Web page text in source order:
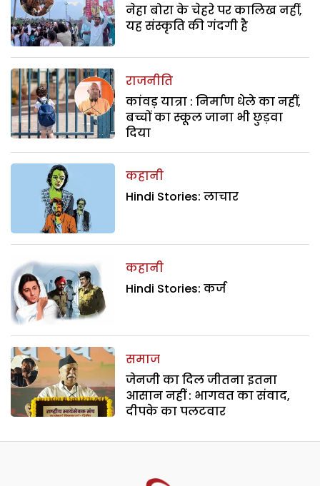
नेहा बोरा के चेहरे पर कालिख नहीं,
यह संस्कृति की गंदगी है
राजनीति
कांवड़ यात्रा : निर्माण धेले का नहीं,
बच्चों का स्कूल जाना भी छुड़वा
दिया
कहानी
Hindi Stories: लाचार
कहानी
Hindi Stories: कर्ज
समाज
जेनजी का दिल जीतना इतना
आसान नहीं : भागवत का संवाद,
दीपके का पलटवार